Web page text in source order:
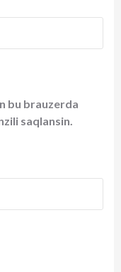
bu brauzerda
saqlansin.